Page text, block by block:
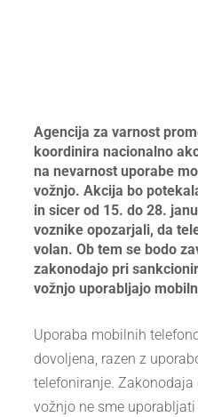
Agencija za varnost
koordinira nacionalno
na nevarnost uporabe
vožnjo. Akcija bo
in sicer od 15. do 28.
voznike opozarjali, da
volan. Ob tem se bodo
zakonodajo pri
vožnjo uporabljajo
Uporaba mobilnih
dovoljena, razen z
telefoniranje.
vožnjo ne sme